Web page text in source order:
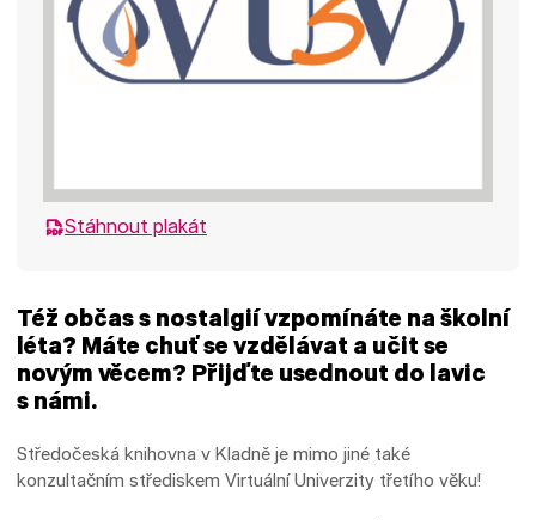
Stáhnout plakát
Též občas s nostalgií vzpomínáte na školní
léta? Máte chuť se vzdělávat a učit se
novým věcem? Přijďte usednout do lavic
s námi.
Středočeská knihovna v Kladně je mimo jiné také
konzultačním střediskem Virtuální Univerzity třetího věku!